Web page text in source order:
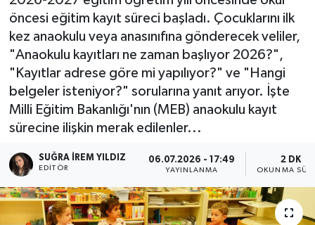
öncesi eğitim kayıt süreci başladı. Çocuklarını ilk
kez anaokulu veya anasınıfına gönderecek veliler,
"Anaokulu kayıtları ne zaman başlıyor 2026?",
"Kayıtlar adrese göre mi yapılıyor?" ve "Hangi
belgeler isteniyor?" sorularına yanıt arıyor. İşte
Milli Eğitim Bakanlığı'nın (MEB) anaokulu kayıt
sürecine ilişkin merak edilenler...
SUĞRA İREM YILDIZ
EDITÖR
06.07.2026 - 17:49
YAYINLANMA
2 DK
OKUNMA